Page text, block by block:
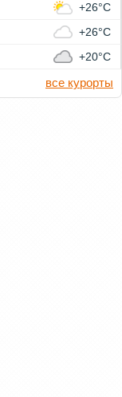
+26°C
+26°C
+20°C
все курорты